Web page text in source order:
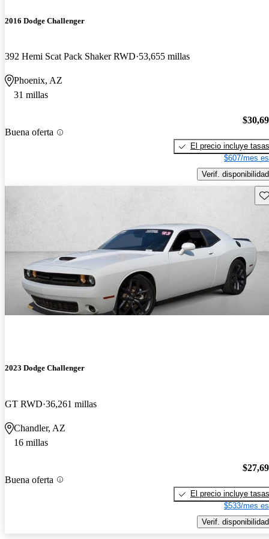
2016 Dodge Challenger
392 Hemi Scat Pack Shaker RWD 53,655 millas
Phoenix, AZ
31 millas
Buena oferta
El precio incluye tasas
$607/mes
Verif. disponibilidad
2023 Dodge Challenger
GT RWD 36,261 millas
Chandler, AZ
16 millas
Buena oferta
El precio incluye tasas
$533/mes
Verif. disponibilidad